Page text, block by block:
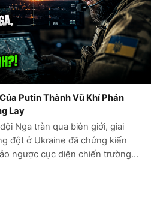
Putin Thành Vũ Khí Phản
Lay
Nga tràn qua biên giới, giai
đột ở Ukraine đã chứng kiến
ngược cục diện chiến trường